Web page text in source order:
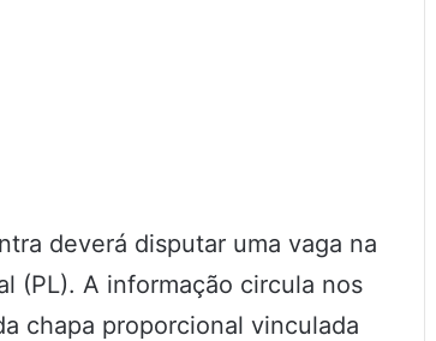
deverá disputar uma vaga na
(PL). A informação circula nos
chapa proporcional vinculada